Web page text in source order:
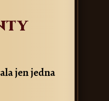
jen jedna